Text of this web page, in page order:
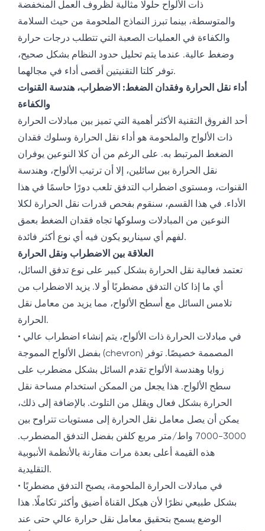
ذات الألواح حلولًا مثالية لظروف العمل المنخفضة
والمتوسطة، بينما تبرز النماذج الملحومة من حيث السلامة
والكفاءة في العمليات الصعبة التي تتطلب درجات حرارة
وضغط عالية. عندما يتم تحليل حدود النظام بشكل صحيح،
توفر كلتا التقنيتين أقصى أداء في مجالهما.
أداء نقل الحرارة وفقدان الضغط: الاضطراب، هندسة القنوات
والكفاءة
أحد الفروق التقنية الأكثر أهمية التي تميز بين مبادلات الحرارة
ذات الألواح والملحومة هو أداء نقل الحرارة وسلوك فقدان
الضغط المرتبط به. على الرغم من أن كلا النوعين يوفران
نقل الحرارة بين سائلين، إلا أن ترتيب الألواح، وهندسة
القنوات، ومستوى اضطراب التدفق تلعب دورًا حاسمًا في هذا
الأداء. في هذا القسم، سنقوم بفحص قدرات نقل الحرارة لكلا
النوعين من المبادلات وسلوكها تجاه فقدان الضغط بعمق
لفهم أي سيناريو يكون فيه أي نوع أكثر فائدة.
العلاقة بين الاضطراب ونقل الحرارة
تعتمد فعالية نقل الحرارة بشكل كبير على نوع تدفق السائل،
أي ما إذا كان التدفق مضطربًا أو لا. يزيد الاضطراب من
تلامس السائل مع أسطح الألواح، مما يزيد من معامل نقل
الحرارة.
• في مبادلات الحرارة ذات الألواح، يتم إنشاء اضطراب عالي
بفضل الألواح المموجة (chevron) المصممة خصيصًا. توفر
زوايا وهندسة الألواح تقدم السائل بشكل مضطرب على
سطح الألواح. هذا يجعل من الممكن استخدام مساحة نقل
الحرارة بشكل فعال ويقلل من التلوث. بالإضافة إلى ذلك،
يمكن أن يصل معامل نقل الحرارة إلى مستويات تتراوح بين
3000-7000 واط/متر مربع كلفن بفضل التدفق المضطرب.
هذه القيمة أعلى بعدة مرات مقارنة بالأنظمة الأنبوبية
التقليدية.
• في مبادلات الحرارة الملحومة، يصبح التدفق مضطربًا
بشكل طبيعي نظرًا لأن هيكل القناة أضيق وأكثر تكاملًا. هذا
الوضع يسمح بتحقيق معامل نقل حرارة عالي حتى عند